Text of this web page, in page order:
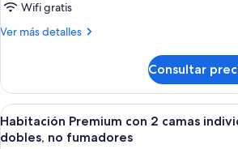
(A)
con
2
2
camas
dobles,
fumadores
Wifi gratis
Ver más detalles
Más
con
camas
individuales,
Consultar
Abrir
todas
Una
8
Habitación Premium con 2 camas
dobles, no fumadores